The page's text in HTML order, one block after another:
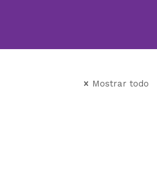
Mostrar todo